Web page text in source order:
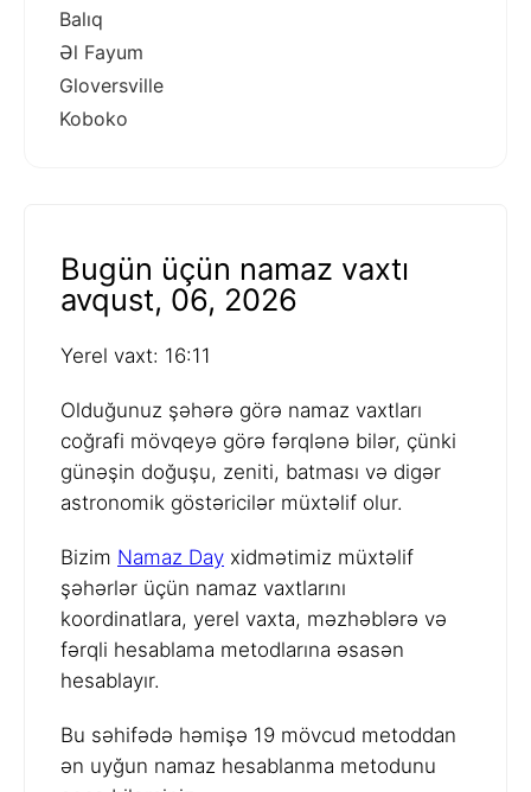
Balıq
Əl Fayum
Gloversville
Koboko
Bugün üçün namaz vaxtı
avqust, 06, 2026
Yerel vaxt: 16:11
Olduğunuz şəhərə görə namaz vaxtları
coğrafi mövqeyə görə fərqlənə bilər, çünki
günəşin doğuşu, zeniti, batması və digər
astronomik göstəricilər müxtəlif olur.
Bizim Namaz Day xidmətimiz müxtəlif
şəhərlər üçün namaz vaxtlarını
koordinatlara, yerel vaxta, məzhəblərə və
fərqli hesablama metodlarına əsasən
hesablayır.
Bu səhifədə həmişə 19 mövcud metoddan
ən uyğun namaz hesablanma metodunu